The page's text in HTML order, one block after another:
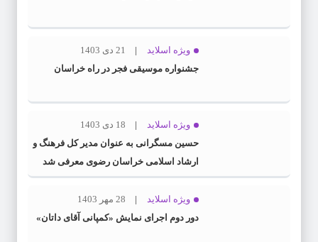
ویژه اسلاید
21 دی 1403
جشنواره موسیقی فجر در راه خراسان
ویژه اسلاید
18 دی 1403
حسین مسگرانی به عنوان مدیر کل فرهنگ و
ارشاد اسلامی خراسان رضوی معرفی شد
ویژه اسلاید
28 مهر 1403
دور دوم اجرای نمایش «کمپانی آقای داتان»